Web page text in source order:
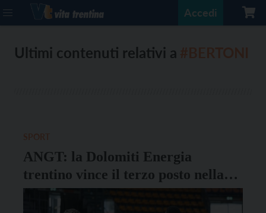
Accedi
Ultimi contenuti relativi a
ANGT: la Dolomiti Energia
trentino vince il terzo posto nella
tappa di Bologna